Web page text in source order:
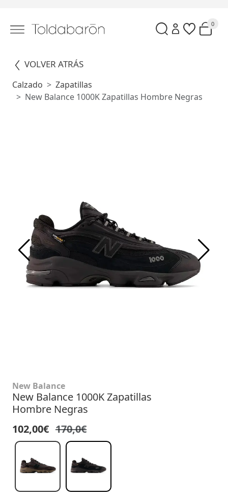
0
VOLVER ATRÁS
Calzado
Zapatillas
New Balance 1000K Zapatillas Hombre Negras
New Balance
New Balance 1000K Zapatillas
Hombre Negras
102,00€ 170,0€